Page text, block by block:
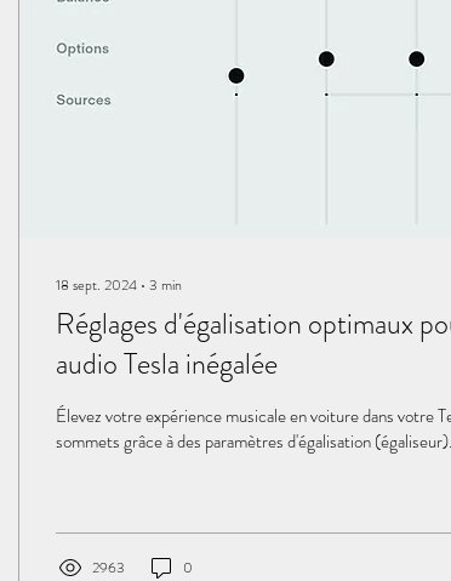
18 sept. 2024 ∙ 3 min
Réglages d'égalisation optimaux
audio Tesla inégalée
Élevez votre expérience musicale en voiture dans votre
sommets grâce à des paramètres d'égalisation
2963 0